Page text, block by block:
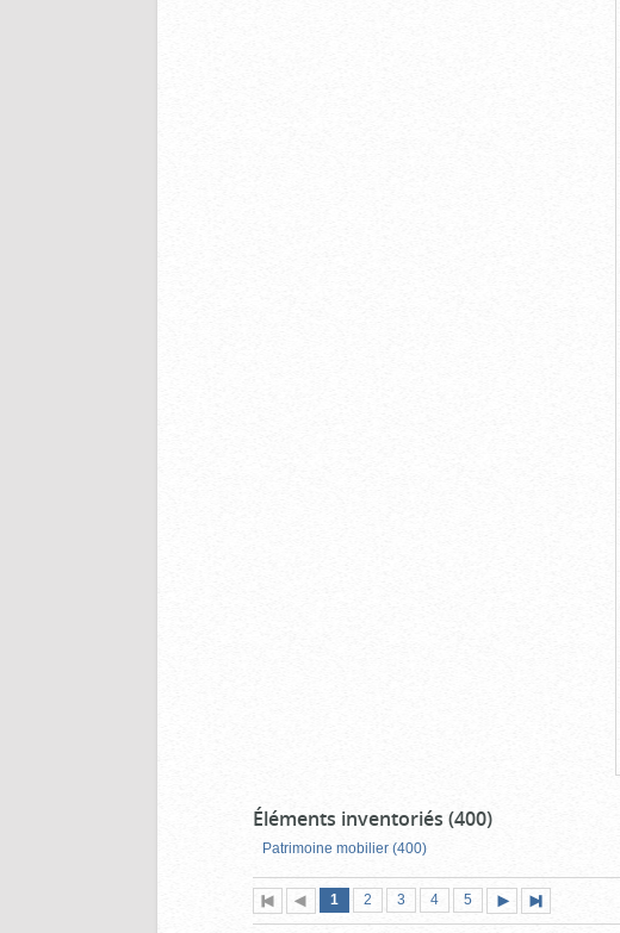
Éléments inventoriés (400)
Patrimoine mobilier (400)
Première
page
Page
précédente
Page
1 (page
actuelle)
Page
2 Page
3 Page
4 Page
5
suivante
page